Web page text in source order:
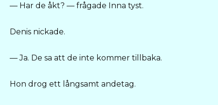
— Har de åkt? — frågade Inna tyst.
Denis nickade.
— Ja. De sa att de inte kommer tillbaka.
Hon drog ett långsamt andetag.